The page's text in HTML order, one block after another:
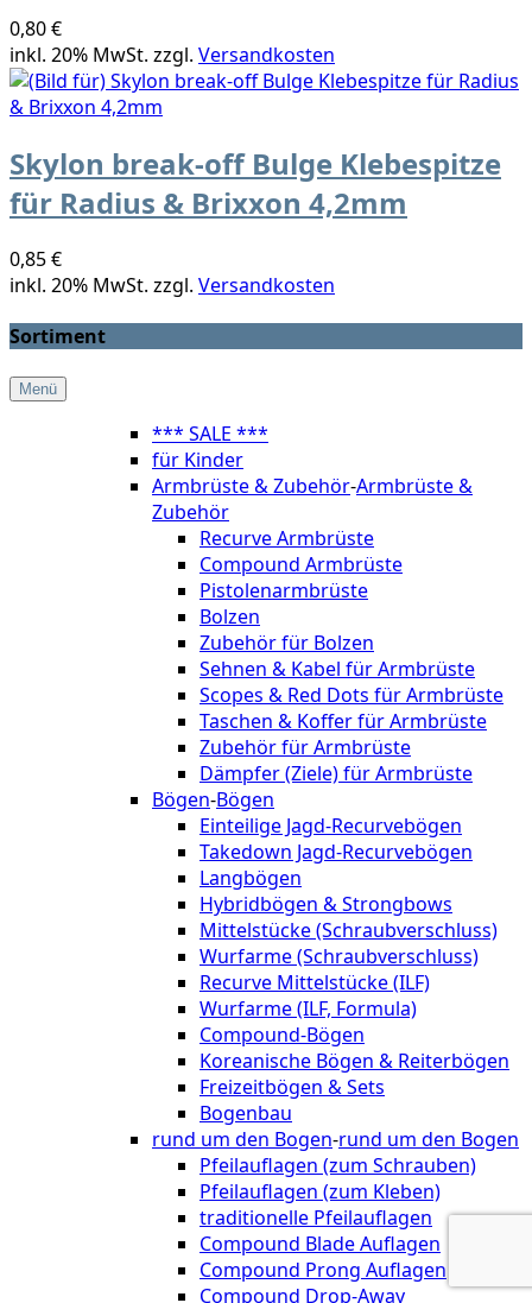
0,80 €
inkl. 20% MwSt. zzgl. Versandkosten
Skylon break-off Bulge Klebespitze
für Radius & Brixxon 4,2mm
0,85 €
inkl. 20% MwSt. zzgl. Versandkosten
Sortiment
Menü
*** SALE ***
für Kinder
Armbrüste & Zubehör-Armbrüste &
Zubehör
Recurve Armbrüste
Compound Armbrüste
Pistolenarmbrüste
Bolzen
Zubehör für Bolzen
Sehnen & Kabel für Armbrüste
Scopes & Red Dots für Armbrüste
Taschen & Koffer für Armbrüste
Zubehör für Armbrüste
Dämpfer (Ziele) für Armbrüste
Bögen-Bögen
Einteilige Jagd-Recurvebögen
Takedown Jagd-Recurvebögen
Langbögen
Hybridbögen & Strongbows
Mittelstücke (Schraubverschluss)
Wurfarme (Schraubverschluss)
Recurve Mittelstücke (ILF)
Wurfarme (ILF, Formula)
Compound-Bögen
Koreanische Bögen & Reiterbögen
Freizeitbögen & Sets
Bogenbau
rund um den Bogen-rund um den Bogen
Pfeilauflagen (zum Schrauben)
Pfeilauflagen (zum Kleben)
traditionelle Pfeilauflagen
Compound Blade Auflagen
Compound Prong Auflagen
Compound Drop-Away